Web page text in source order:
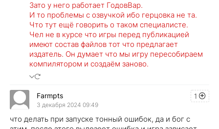
Зато у него работает ГодовВар.
И то проблемы с озвучкой ибо герцовка не та.
Что тут ещё говорить о таком специалисте.
Чел не в курсе что игры перед публикацией
имеют состав файлов тот что предлагает
издатель. Он думает что мы игру пересобираем
компилятором и создаём заново.
1
Farmpts
3 декабря 2024 09:49
что делать при запуске тонный ошибок, да и бог с